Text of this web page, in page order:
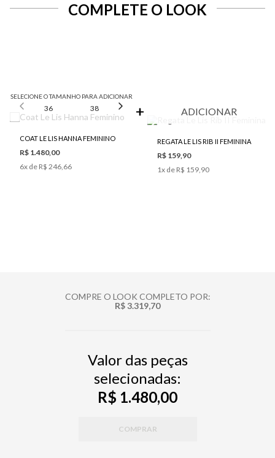
COMPLETE O LOOK
SELECIONE O TAMANHO PARA ADICIONAR
36 38 40 42 44
COAT LE LIS HANNA FEMININO
R$ 1.480,00
6x de R$ 246,66
ADICIONAR
REGATA LE LIS RIB II FEMININA
R$ 159,90
1x de R$ 159,90
COMPRE O LOOK COMPLETO POR:
R$ 3.319,70
Valor das peças
selecionadas:
R$ 1.480,00
COMPRAR